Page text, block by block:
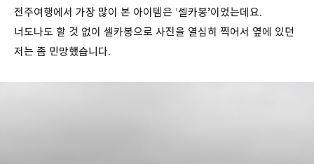
전주여행에서 가장 많이 본 아이템은 ‘셀카봉’이었는데요.
너도나도 할 것 없이 셀카봉으로 사진을 열심히 찍어서 옆에 있던
저는 좀 민망했습니다.